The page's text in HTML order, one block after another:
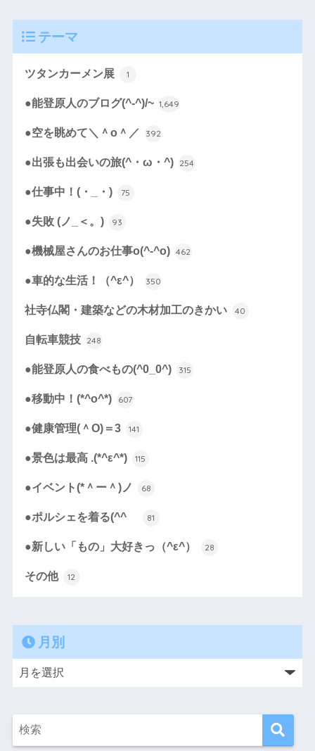
テーマ
ツタンカーメン展 1
●能登原人のブログ(^-^)/~ 1,649
●空を眺めて＼＾o＾／ 392
●出張も出会いの旅(^・ω・^) 254
●仕事中！(・_・) 75
●失敗 (ノ_＜。) 93
●機械屋さんのお仕事o(^-^o) 462
●車的な生活！（^ε^） 350
社寺仏閣・建築などの木材加工のきかい 40
自転車競技 248
●能登原人の食べもの(^0_0^) 315
●移動中！(*^o^*) 607
●健康管理(＾O)＝3 141
●景色は最高 .(*^ε^*) 115
●イベント(*＾ー＾)ノ 68
●ポルシェを着る(^^ゞ 81
●新しい「もの」大好きっ（^ε^） 28
その他 12
月別